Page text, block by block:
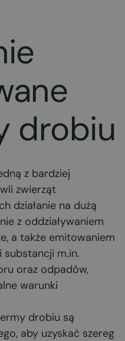
drobiu
z bardziej
zwierząt
działanie na dużą
z oddziaływaniem
a także emitowaniem
m.in.
oraz odpadów,
warunki
drobiu są
aby uzyskać szereg